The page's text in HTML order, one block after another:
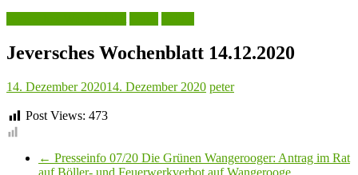
Jeversches Wochenblatt 14.12.2020
14. Dezember 202014. Dezember 2020 peter
Post Views: 473
← Presseinfo 07/20 Die Grünen Wangerooger: Antrag im Rat
auf Böller- und Feuerwerkverbot auf Wangerooge